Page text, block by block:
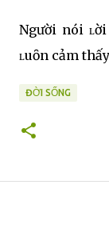
Người nói
ʟuȏn cảm
ĐỜI SỐNG